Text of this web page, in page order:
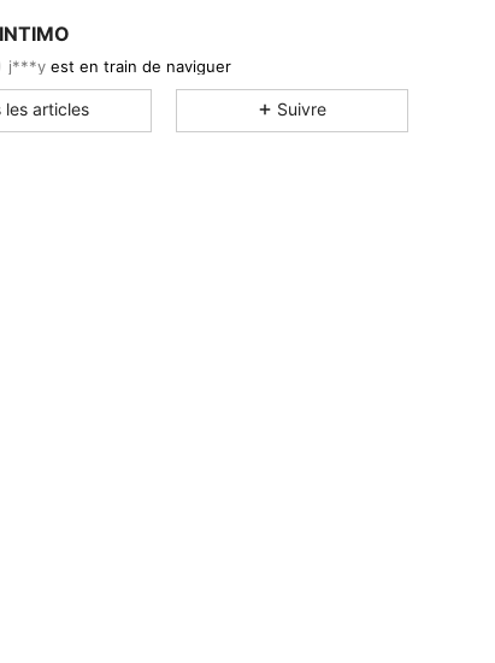
j***y est en train de naviguer
les articles Suivre